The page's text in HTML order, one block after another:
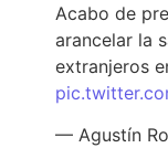
Acabo de
arancelar la
extranjeros
— Agustín